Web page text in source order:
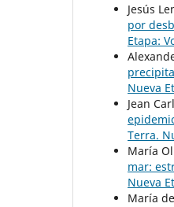
Jesús
por
Etapa:
Nueva
Jean
Terra.
María
mar:
Nueva
María